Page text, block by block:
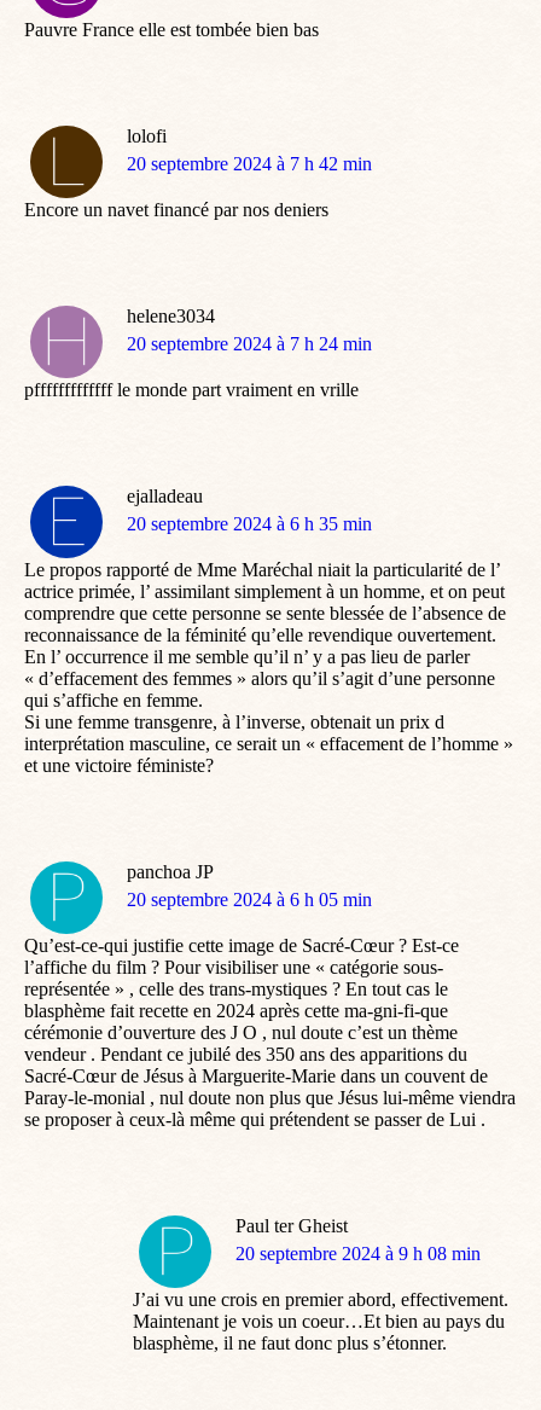
Pauvre France elle est tombée bien bas
lolofi
dit
20 septembre 2024 à 7 h 42 min
Encore un navet financé par nos deniers
helene3034
dit
20 septembre 2024 à 7 h 24 min
pfffffffffffff le monde part vraiment en vrille
ejalladeau
dit
20 septembre 2024 à 6 h 35 min
Le propos rapporté de Mme Maréchal niait la particularité de l’
actrice primée, l’ assimilant simplement à un homme, et on peut
comprendre que cette personne se sente blessée de l’absence de
reconnaissance de la féminité qu’elle revendique ouvertement.
En l’ occurrence il me semble qu’il n’ y a pas lieu de parler
« d’effacement des femmes » alors qu’il s’agit d’une personne
qui s’affiche en femme.
Si une femme transgenre, à l’inverse, obtenait un prix d
interprétation masculine, ce serait un « effacement de l’homme »
et une victoire féministe?
panchoa JP
dit
20 septembre 2024 à 6 h 05 min
Qu’est-ce-qui justifie cette image de Sacré-Cœur ? Est-ce
l’affiche du film ? Pour visibiliser une « catégorie sous-
représentée » , celle des trans-mystiques ? En tout cas le
blasphème fait recette en 2024 après cette ma-gni-fi-que
cérémonie d’ouverture des J O , nul doute c’est un thème
vendeur . Pendant ce jubilé des 350 ans des apparitions du
Sacré-Cœur de Jésus à Marguerite-Marie dans un couvent de
Paray-le-monial , nul doute non plus que Jésus lui-même viendra
se proposer à ceux-là même qui prétendent se passer de Lui .
Paul ter Gheist
dit
20 septembre 2024 à 9 h 08 min
J’ai vu une crois en premier abord, effectivement.
Maintenant je vois un coeur…Et bien au pays du
blasphème, il ne faut donc plus s’étonner.